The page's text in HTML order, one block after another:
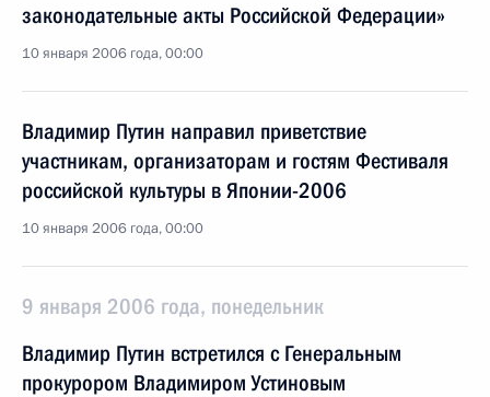
законодательные акты Российской Федерации»
10 января 2006 года, 00:00
Владимир Путин направил приветствие
участникам, организаторам и гостям Фестиваля
российской культуры в Японии-2006
10 января 2006 года, 00:00
9 января 2006 года, понедельник
Владимир Путин встретился с Генеральным
прокурором Владимиром Устиновым